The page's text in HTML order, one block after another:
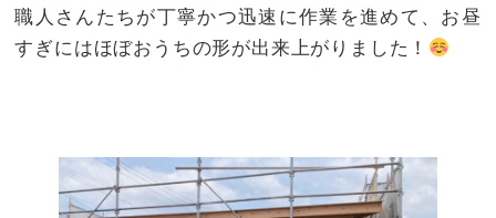
職人さんたちが丁寧かつ迅速に作業を進めて、お昼
すぎにはほぼおうちの形が出来上がりました！